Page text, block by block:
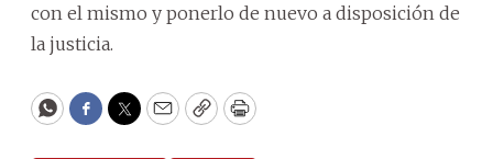
con el mismo y ponerlo de nuevo a disposición de
la justicia.
WhatsApp
Facebook
Twitter
EmailCopyPrint